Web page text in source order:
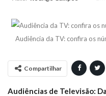
Audiência da TV: confira os
Compartilhar
Audiências de Televisão: